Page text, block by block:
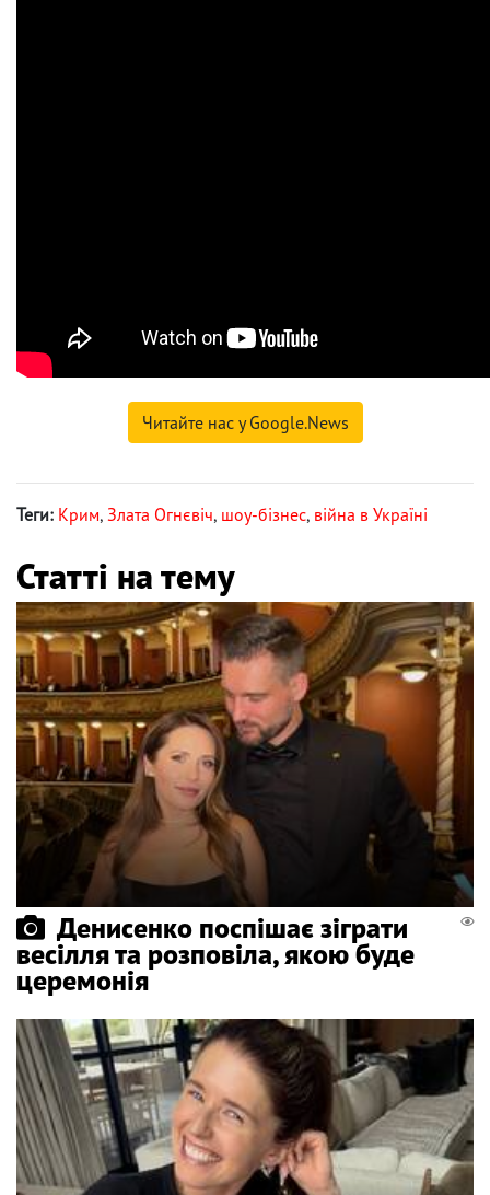
Читайте нас у Google.News
Теги: Крим, Злата Огнєвіч, шоу-бізнес, війна в Україні
Статті на тему
Денисенко поспішає зіграти
весілля та розповіла, якою буде
церемонія